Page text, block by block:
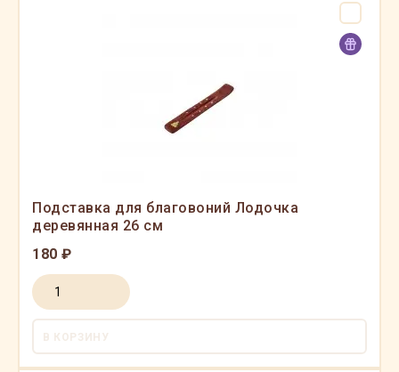
Подставка для благовоний Лодочка
деревянная 26 см
180 ₽
В КОРЗИНУ